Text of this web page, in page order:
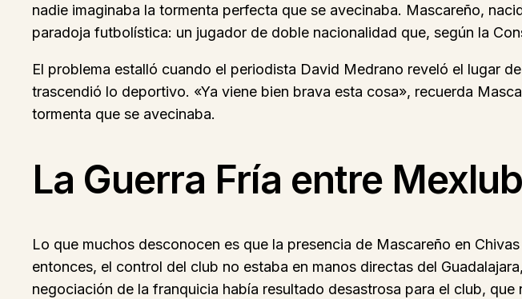
nadie imaginaba la tormenta perfecta que se avecinaba. Mascareño,
paradoja futbolística: un jugador de doble nacionalidad que, según la
El problema estalló cuando el periodista David Medrano reveló el lugar
trascendió lo deportivo. «Ya viene bien brava esta cosa», recuerda
tormenta que se avecinaba.
La Guerra Fría entre
Lo que muchos desconocen es que la presencia de Mascareño en
entonces, el control del club no estaba en manos directas del
negociación de la franquicia había resultado desastrosa para el club,